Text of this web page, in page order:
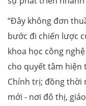
“Đây không đơn
bước đi chiến lược
khoa học công
cho quyết tâm hiện
Chính trị; đồng
mới - nơi đô thị,